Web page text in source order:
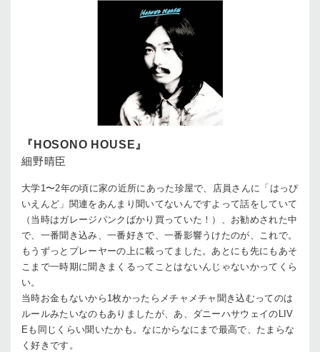
『HOSONO HOUSE』
細野晴臣
大学1〜2年の頃に家の近所にあった珍屋で、店員さんに「はっぴ
いえんど」関連をあんまり聞いてないんですよって話をしていて
（当時はガレージパンクばかり買っていた！）、お勧めされた中
で、一番聞き込み、一番好きで、一番影響うけたのが、これで。
もうずっとプレーヤーの上に載ってました。あとにも先にもあそ
こまで一時期に聞きまくるってことはないんじゃないかってくら
い。
当時お金もないから1枚かったらメチャメチャ聞き込むってのは
ルールみたいなのもありましたが、あ、ダニーハサウェイのLIV
Eも同じくらい聞いたかも。なにからなにまで最高で、たまらな
く好きです。